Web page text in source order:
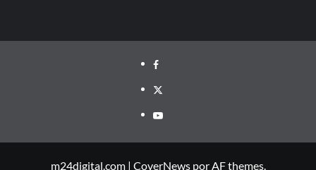
m24digital.com | CoverNewspor AF themes.